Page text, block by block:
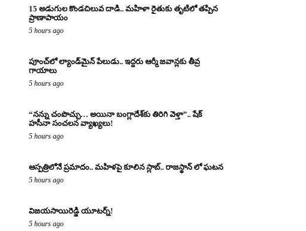
15 అడుగుల కొండచిలువ దాడి.. మహిళా రైతుకు తృటిలో తప్పిన
ప్రాణాపాయం
5 hours ago
పూంచ్‌లో ల్యాండ్‌మైన్ పేలుడు.. ఇద్దరు ఆర్మీ జవాన్లకు తీవ్ర
గాయాలు
5 hours ago
“నన్ను చంపొచ్చు… అయినా బంగ్లాదేశ్‌కు తిరిగి వెళ్తా”.. షేక్
హసీనా సంచలన వ్యాఖ్యలు!
5 hours ago
ఆస్పత్రిలోనే ప్రమాదం.. మహిళపై కూలిన స్లాబ్‌.. రాజస్థాన్ లో ఘటన
5 hours ago
విజయసాయిరెడ్డి యూటర్న్!
5 hours ago